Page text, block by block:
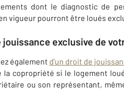
dont le diagnostic de
vigueur pourront être loués
jouissance exclusive de
également d’un droit de
la copropriété si le logement
ou son représentant,